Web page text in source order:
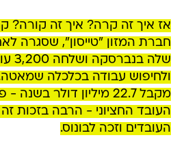
אז איך זה קרה? איך זה קורה?
חברת המזון "טייסון", שסגרה
שלה
ולחיפוש עבודה בכלכלה
העובד החציוני - הרבה בזכות
העובדים וזכה לבונוס.